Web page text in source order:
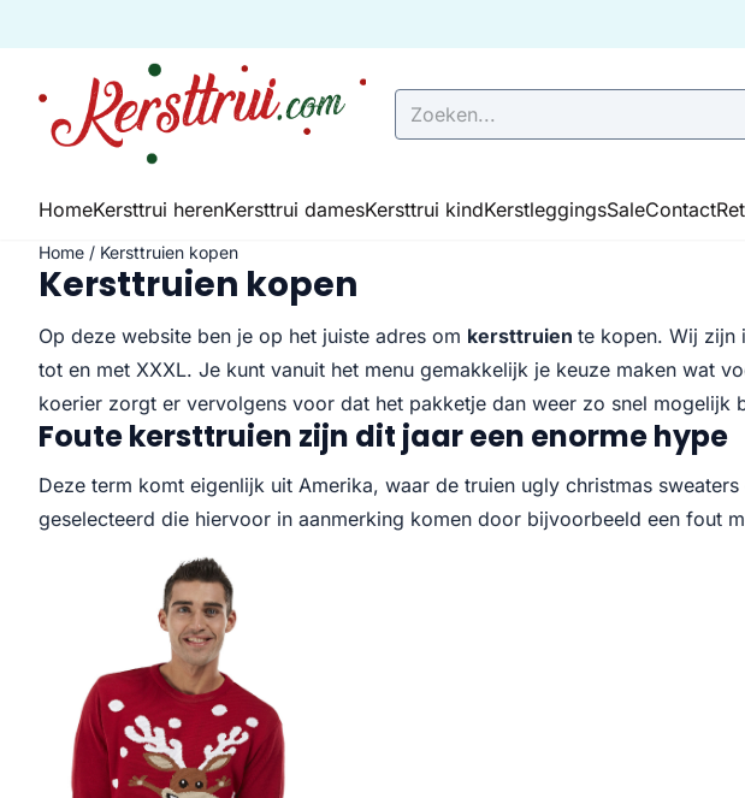
Zoeken
HomeKersttrui herenKersttrui damesKersttrui kindKerstleggingsSaleContact
Home / Kersttruien kopen
Kersttruien kopen
Op deze website ben je op het juiste adres om kersttruien te kopen. Wij zijn
tot en met XXXL. Je kunt vanuit het menu gemakkelijk je keuze maken wat
koerier zorgt er vervolgens voor dat het pakketje dan weer zo snel mogelijk
Foute kersttruien zijn dit jaar een enorme hype
Deze term komt eigenlijk uit Amerika, waar de truien ugly christmas
geselecteerd die hiervoor in aanmerking komen door bijvoorbeeld een fout